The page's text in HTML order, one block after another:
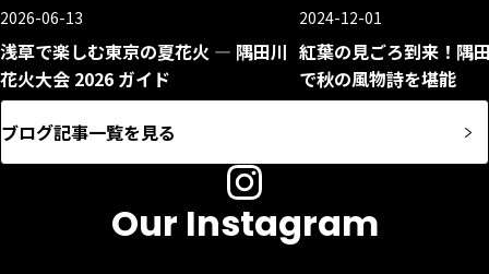
2026-06-13
浅草で楽しむ東京の夏花火 — 隅田川
花火大会 2026 ガイド
2024-12-01
紅葉の見ごろ到来！隅
で秋の風物詩を堪能
ブログ記事一覧を見る
Our Instagram